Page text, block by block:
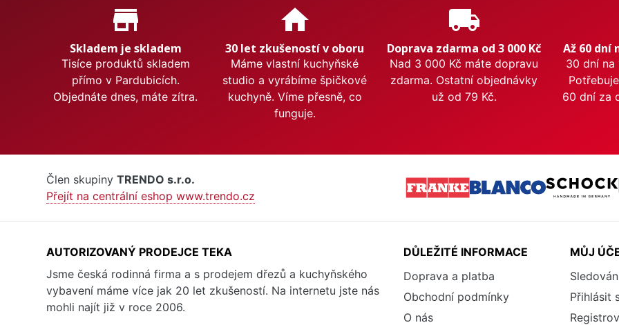
Proč nakupovat u nás?
store_mall_directory
Skladem je skladem
Tisíce produktů skladem
přímo v Pardubicích.
Objednáte dnes, máte zítra.
home
30 let zkušeností v oboru
Máme vlastní kuchyňské
studio a vyrábíme špičkové
kuchyně. Víme přesně, co
funguje.
local_shipping
Doprava zdarma od 3 000 Kč
Nad 3 000 Kč máte dopravu
zdarma. Ostatní objednávky
už od 79 Kč.
Až 60 dní
30 dní na
60 dní za
Člen skupiny TRENDO s.r.o.
Přejít na centrální eshop www.trendo.cz
AUTORIZOVANÝ PRODEJCE TEKA
Jsme česká rodinná firma a s prodejem dřezů a kuchyňského
vybavení máme více jak 20 let zkušeností. Na internetu jste nás
mohli najít již v roce 2006.
DŮLEŽITÉ INFORMACE
Doprava a platba
Obchodní podmínky
O nás
MŮJ
Přihlásit